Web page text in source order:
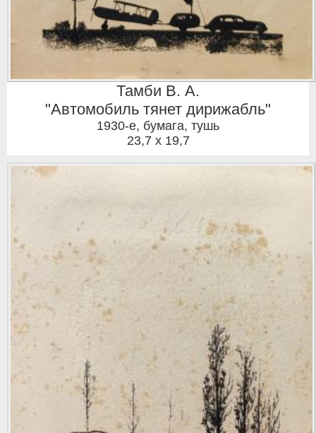
Тамби В. А.
"Автомобиль тянет дирижабль"
1930-е, бумага, тушь
23,7 x 19,7